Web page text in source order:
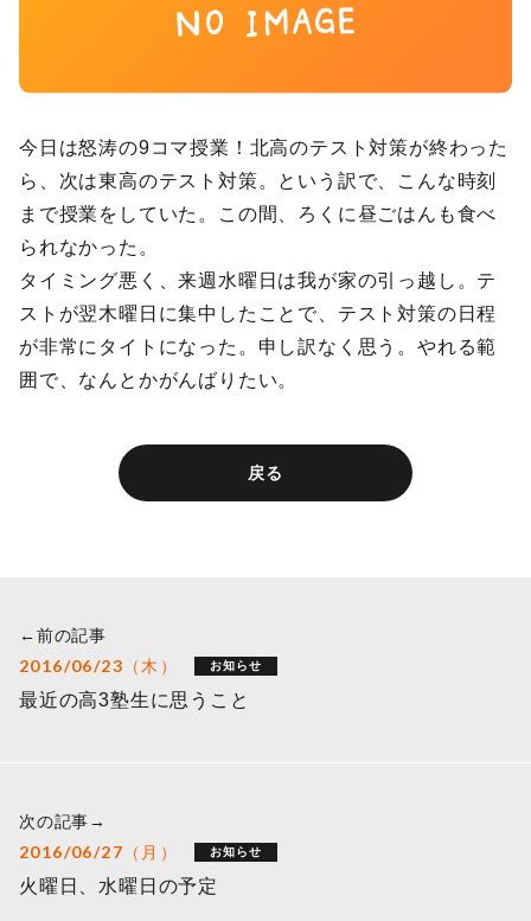
今日は怒涛の9コマ授業！北高のテスト対策が終わった
ら、次は東高のテスト対策。という訳で、こんな時刻
まで授業をしていた。この間、ろくに昼ごはんも食べ
られなかった。
タイミング悪く、来週水曜日は我が家の引っ越し。テ
ストが翌木曜日に集中したことで、テスト対策の日程
が非常にタイトになった。申し訳なく思う。やれる範
囲で、なんとかがんばりたい。
戻る
←前の記事
2016/06/23（木） お知らせ
最近の高3塾生に思うこと
次の記事→
2016/06/27（月） お知らせ
火曜日、水曜日の予定